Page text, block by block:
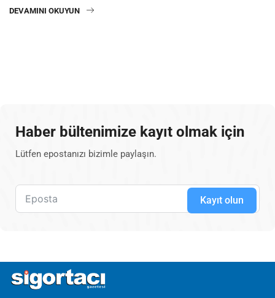
DEVAMINI OKUYUN
Haber bültenimize kayıt olmak için
Lütfen epostanızı bizimle paylaşın.
Kayıt olun